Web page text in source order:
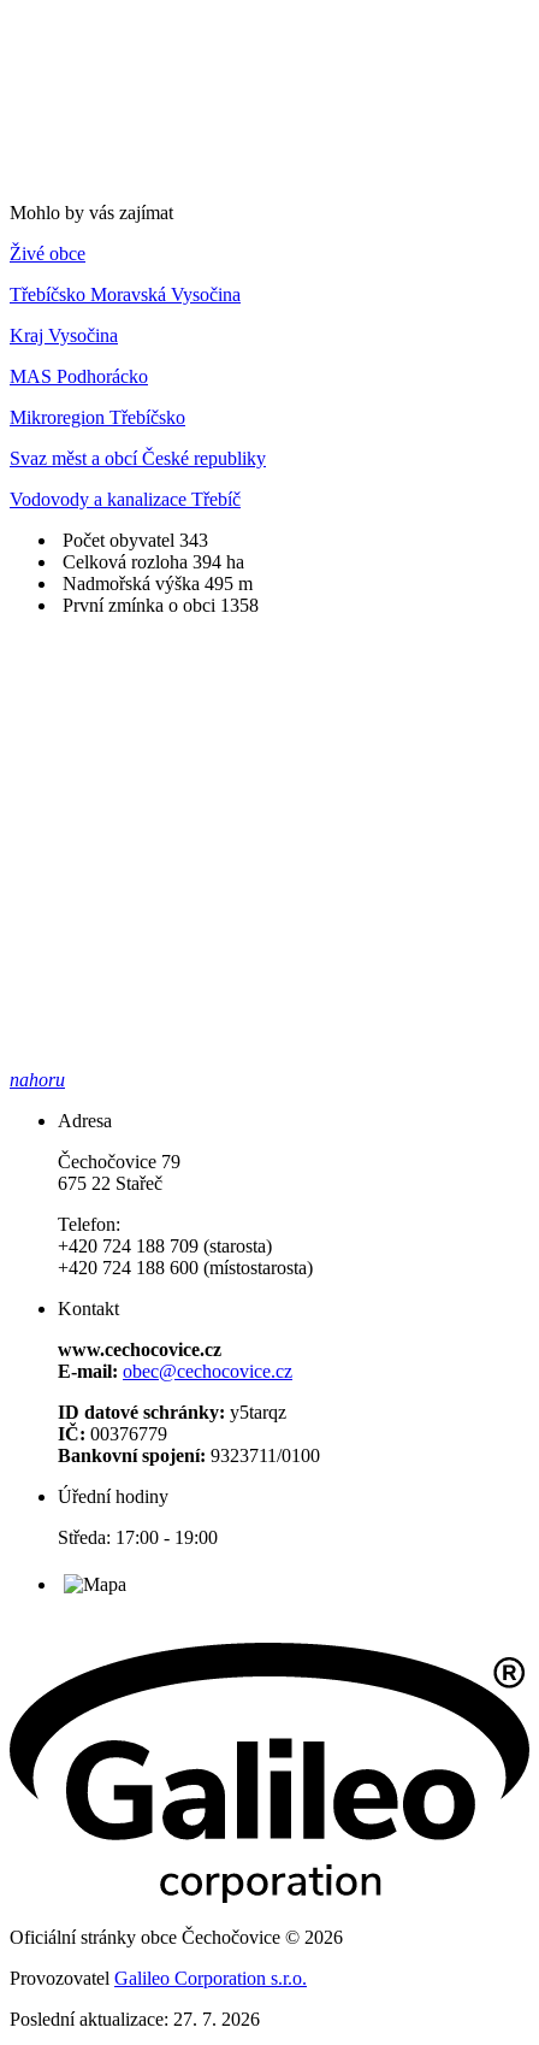
Mohlo by vás zajímat
Živé obce
Třebíčsko Moravská Vysočina
Kraj Vysočina
MAS Podhorácko
Mikroregion Třebíčsko
Svaz měst a obcí České republiky
Vodovody a kanalizace Třebíč
Počet obyvatel 343
Celková rozloha 394 ha
Nadmořská výška 495 m
První zmínka o obci 1358
nahoru
Adresa
Čechočovice 79
675 22 Stařeč
Telefon:
+420 724 188 709 (starosta)
+420 724 188 600 (místostarosta)
Kontakt
www.cechocovice.cz
E-mail: obec@cechocovice.cz
ID datové schránky: y5tarqz
IČ: 00376779
Bankovní spojení: 9323711/0100
Úřední hodiny
Středa: 17:00 - 19:00
Oficiální stránky obce Čechočovice © 2026
Provozovatel Galileo Corporation s.r.o.
Poslední aktualizace: 27. 7. 2026